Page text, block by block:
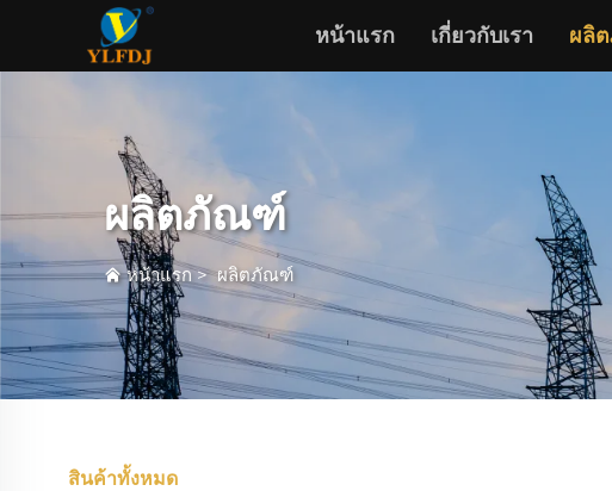
หน้าแรก เกี่ยวกับเรา ผลิ
ผลิตภัณฑ์
หน้าแรก>ผลิตภัณฑ์
สินค้าทั้งหมด